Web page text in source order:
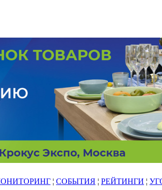
¦ СОБЫТИЯ ¦ РЕЙТИНГИ ¦